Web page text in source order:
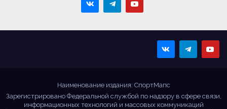
Наименование издания: СпортМапс
Зарегистрировано Федеральной службой по надзору в сфере связи,
информационных технологий и массовых коммуникаций